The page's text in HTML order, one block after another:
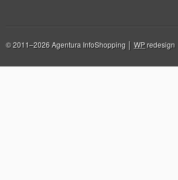
© 2011–2026 Agentura InfoShopping │ WPredesign